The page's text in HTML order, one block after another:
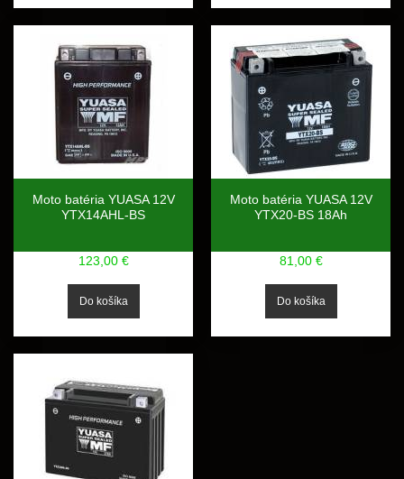
Moto batéria YUASA 12V
YTX14AHL-BS
123,00 €
Moto batéria YUASA 12V
YTX20-BS 18Ah
81,00 €